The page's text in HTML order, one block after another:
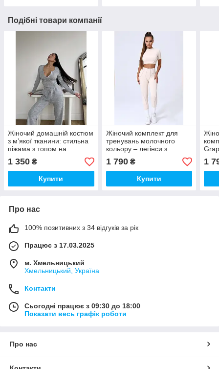
Подібні товари компанії
Жіночий домашній костюм
з м’якої тканини: стильна
піжама з топом на
ґудзиках і штанами
1 350 ₴
Купити
Жіночий комплект для
тренувань молочного
кольору – легінси з
контурними швами та
кроп-топ
1 790₴
Купити
1
Про нас
100% позитивних з 34 відгуків за рік
Працює з 17.03.2025
м. Хмельницький
Хмельницький, Україна
Контакти
Сьогодні працює з 09:30 до 18:00
Показати весь графік роботи
Про нас